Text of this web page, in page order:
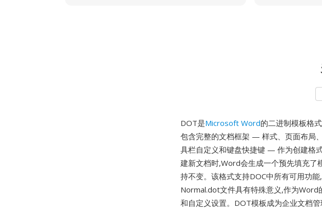
DOT是Microsoft Word的二进制模板格
包含完整的文档框架 — 样式、页面布局
具栏自定义和键盘快捷键 — 作为创建格
建新文档时,Word会生成一个预先填充了
持不变。该格式支持DOC中所有可用功
Normal.dot文件具有特殊意义,作为Word
和自定义设置。DOT模板成为企业文档